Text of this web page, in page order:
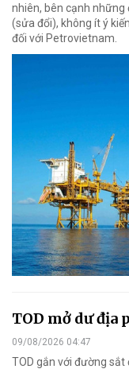
nhiên, bên cạnh những
(sửa đổi), không ít ý
đối với Petrovietnam.
TOD mở dư địa
09/08/2026 04:47
TOD gắn với đường